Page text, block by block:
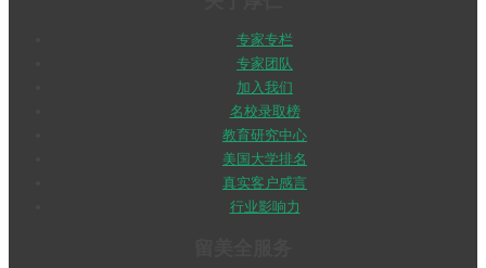
专家专栏
专家团队
加入我们
名校录取榜
教育研究中心
美国大学排名
真实客户感言
行业影响力